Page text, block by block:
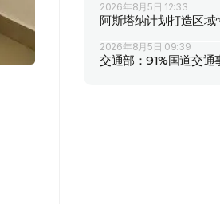
2026年8月5日 12:33
阿斯塔纳计划打造区域
2026年8月5日 09:39
交通部：91%国道交通